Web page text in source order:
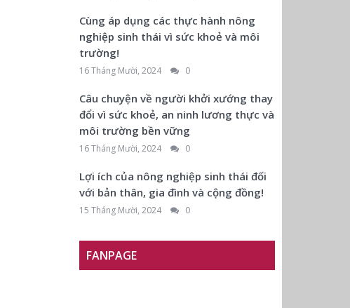
Cùng áp dụng các thực hành nông
nghiệp sinh thái vì sức khoẻ và môi
trường!
16 Tháng Mười, 2024 0
Câu chuyện về người khởi xướng thay
đổi vì sức khoẻ, an ninh lương thực và
môi trường bền vững
16 Tháng Mười, 2024 0
Lợi ích của nông nghiệp sinh thái đối
với bản thân, gia đình và cộng đồng!
15 Tháng Mười, 2024 0
FANPAGE